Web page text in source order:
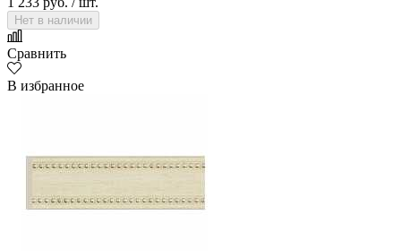
Нет в наличии
Сравнить
В избранное